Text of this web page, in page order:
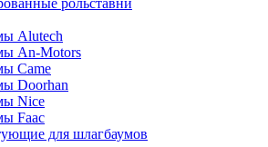
Alutech
An-Motors
Came
Doorhan
Nice
Faac
для шлагбаумов